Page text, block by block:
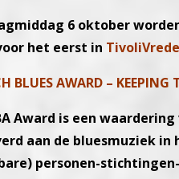
6 oktober
het eerst in
BLUES AWARD – KEEPING
Award is een
aan de bluesmuziek
personen-